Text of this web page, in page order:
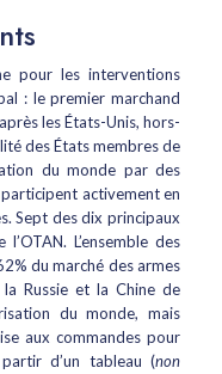
pour les interventions
: le premier marchand
les États-Unis, hors-
des États membres de
du monde par des
activement en
Sept des dix principaux
L’ensemble des
du marché des armes
Russie et la Chine de
du monde, mais
aux commandes pour
d’un tableau (non